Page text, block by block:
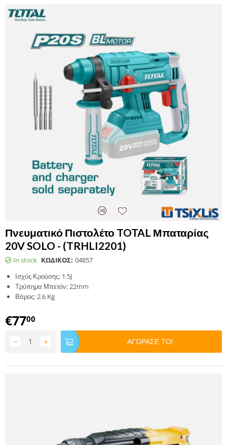
Πνευματικό Πιστολέτο TOTAL Μπαταρίας
20V SOLO - (TRHLI2201)
In stock ΚΩΔΙΚΟΣ: 04857
Ισχύς Κρούσης: 1.5J
Τρύπημα Μπετόν: 22mm
Βάρος: 2.6 Kg
€7700
+
− ΑΓΟΡΑΣΕ ΤΟ!